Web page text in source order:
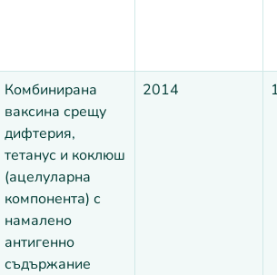
Комбинирана
ваксина срещу
дифтерия,
тетанус и коклюш
(ацелуларна
компонента) с
намалено
антигенно
съдържание
2014